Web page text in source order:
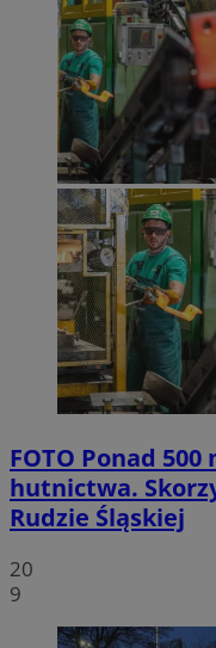
FOTO Ponad 500
hutnictwa.
Rudzie Śląskiej
20
9